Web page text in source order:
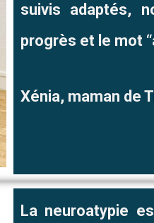
suivis adaptés,
progrès et le mot
Xénia, maman de
La neuroatypie